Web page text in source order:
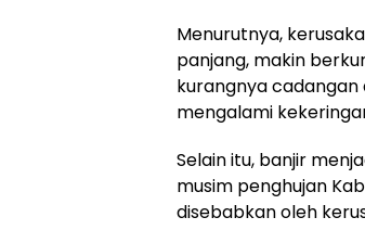
Menurutnya,
panjang, makin
kurangnya
mengalami
Selain itu, banjir
musim penghujan
disebabkan oleh